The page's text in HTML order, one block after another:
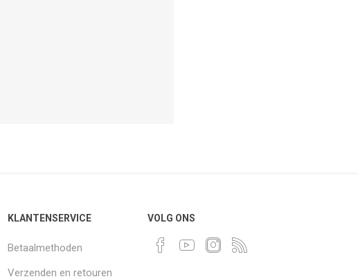
KLANTENSERVICE
Betaalmethoden
Verzenden en retouren
VOLG ONS